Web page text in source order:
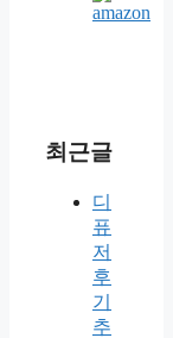
최근글
디
퓨
저
후
기
추